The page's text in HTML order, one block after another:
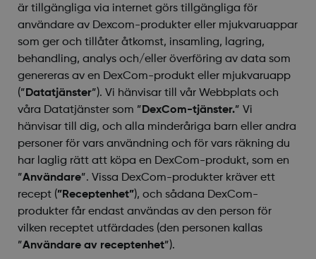
är tillgängliga via internet görs tillgängliga för
användare av Dexcom-produkter eller mjukvaruappar
som ger och tillåter åtkomst, insamling, lagring,
behandling, analys och/eller överföring av data som
genereras av en DexCom-produkt eller mjukvaruapp
(” Datatjänster”). Vi hänvisar till vår Webbplats och
våra Datatjänster som ” DexCom-tjänster.” Vi
hänvisar till dig, och alla minderåriga barn eller andra
personer för vars användning och för vars räkning du
har laglig rätt att köpa en DexCom-produkt, som en
”Användare”. Vissa DexCom-produkter kräver ett
recept (”Receptenhet”), och sådana DexCom-
produkter får endast användas av den person för
vilken receptet utfärdades (den personen kallas
”Användare av receptenhet”).